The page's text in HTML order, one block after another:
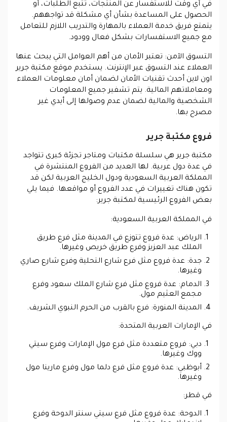
في أي وقت للاستفسار عن المنتجات، تتبع الطلبات، أو
الحصول على المساعدة بشأن أي مشكلة قد تواجههم.
يتمتع فريق خدمة العملاء بالمهارة والتدريب اللازم للتعامل
مع جميع الاستفسارات بشكل فعال وودود.
التسوق الآمن: تعتبر الأمان من أهم العوامل التي يبحث عنها
العملاء عند التسوق عبر الإنترنت. يستخدم موقع مكتبة جرير
اون لاين أحدث تقنيات الأمان لضمان أمان معلومات العملاء
ومعاملاتهم المالية. يتم تشفير جميع المعلومات
الشخصية والمالية لضمان عدم وصولها إلى أيدي غير
مصرح بها.
فروع مكتبة جرير
مكتبة جرير هي سلسلة مكتبات ومتاجر تجزئة كبرى تتواجد
في عدة دول عربية. لها العديد من الفروع المنتشرة في
المملكة العربية السعودية ودول الخليج العربية لكن قد
تكون هناك تغييرات في عدد الفروع أو مواقعها. فيما يلي
بعض الفروع الرئيسية لمكتبة جرير:
في المملكة العربية السعودية:
الرياض: عدة فروع تتوزع في المدينة مثل فرع طريق
الملك عبد العزيز وفرع طريق خريص وغيرها.
جدة: عدة فروع مثل فرع شارع التحلية وفرع شارع صاري
وغيرها.
الدمام: عدة فروع مثل فرع شارع الملك سعود وفرع
مجمع العثيم مول.
المدينة المنورة: فرع بالقرب من الحرم النبوي الشريف.
في الإمارات العربية المتحدة:
دبي: فروع متعددة مثل فرع مول الإمارات وفرع سيتي
ووك وغيرها.
أبوظبي: عدة فروع مثل فرع دلما مول وفرع مارينا مول
وغيرها.
في قطر:
الدوحة: عدة فروع مثل فرع سيتي سنتر الدوحة وفرع